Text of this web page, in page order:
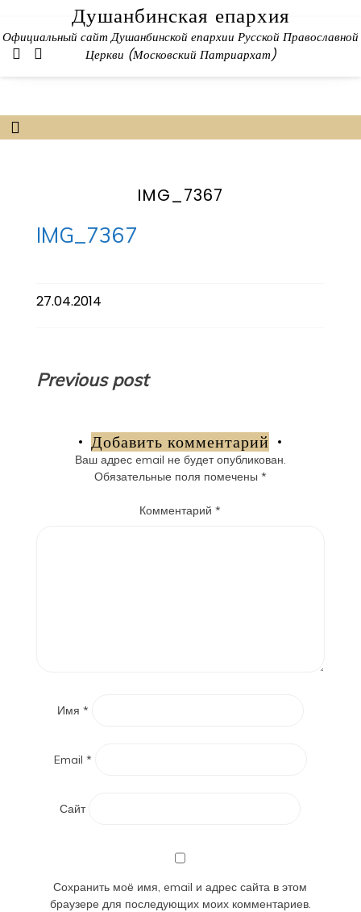
content
Душанбинская епархия
Официальный сайт Душанбинской епархии Русской Православной
Церкви (Московский Патриархат)
IMG_7367
IMG_7367
27.04.2014
Навигация
записям
Previous post
Добавить комментарий
Ваш адрес email не будет опубликован.
Обязательные поля помечены *
Комментарий*
Имя *
Email *
Сайт
Сохранить моё имя, email и адрес сайта в этом
браузере для последующих моих комментариев.